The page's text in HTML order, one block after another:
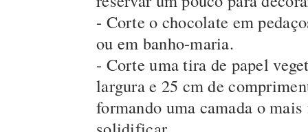
- Corte o chocolate em
ou em banho-maria.
- Corte uma tira de papel
largura e 25 cm de
formando uma camada o